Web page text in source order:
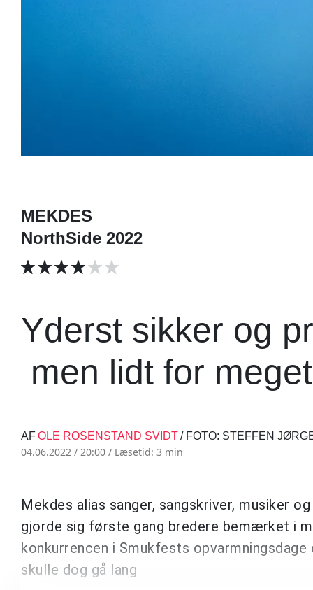
MEKDES
NorthSide 2022
Yderst sikker og
men lidt for
AFOLE ROSENSTAND SVIDT/ FOTO: STEFFEN
04.06.2022 / 20:00 / Læsetid: 3 min
Mekdes alias sanger, sangskriver, musiker
gjorde sig første gang bredere bemærket i
konkurrencen i Smukfests
skulle dog gå lang